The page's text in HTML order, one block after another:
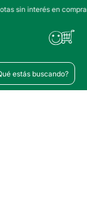
sin interés en
estás buscando?